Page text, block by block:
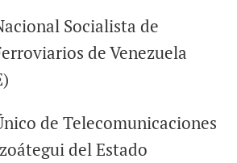
Socialista de
de Venezuela
de Telecomunicaciones
del Estado